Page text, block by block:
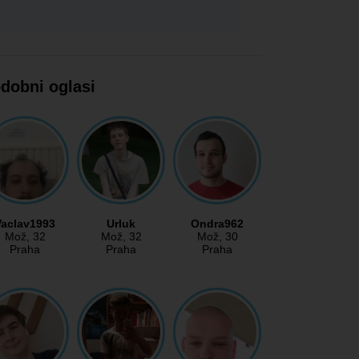
oglasi
Mož, 32
Praha
Urluk
Mož, 32
Praha
Ondra962
Mož, 30
Praha